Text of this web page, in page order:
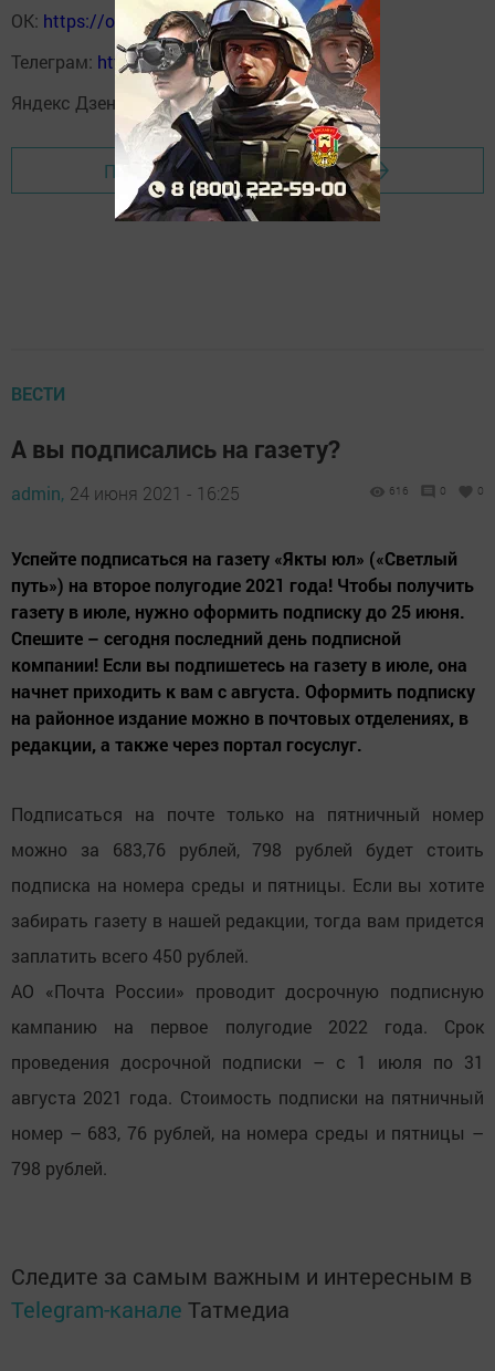
ОК: https://ok.ru/profile/590414664980
Телеграм: https://t.me/yakti_ul
Яндекс Дзен:
https://dzen.ru/svetliput
Перейти на страницу новости
ВЕСТИ
А вы подписались на газету?
admin, 24 июня 2021 - 16:25 616 0 0
Успейте подписаться на газету «Якты юл» («Светлый
путь») на второе полугодие 2021 года! Чтобы получить
газету в июле, нужно оформить подписку до 25 июня.
Спешите – сегодня последний день подписной
компании! Если вы подпишетесь на газету в июле, она
начнет приходить к вам с августа. Оформить подписку
на районное издание можно в почтовых отделениях, в
редакции, а также через портал госуслуг.
Подписаться на почте только на пятничный номер
можно за 683,76 рублей, 798 рублей будет стоить
подписка на номера среды и пятницы. Если вы хотите
забирать газету в нашей редакции, тогда вам придется
заплатить всего 450 рублей.
АО «Почта России» проводит досрочную подписную
кампанию на первое полугодие 2022 года. Срок
проведения досрочной подписки – с 1 июля по 31
августа 2021 года. Стоимость подписки на пятничный
номер – 683, 76 рублей, на номера среды и пятницы –
798 рублей.
Следите за самым важным и интересным в
Telegram-канале Татмедиа